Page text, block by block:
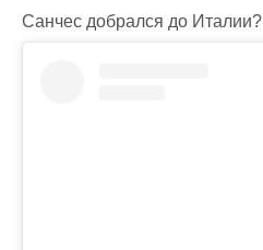
Санчес добрался до Италии?